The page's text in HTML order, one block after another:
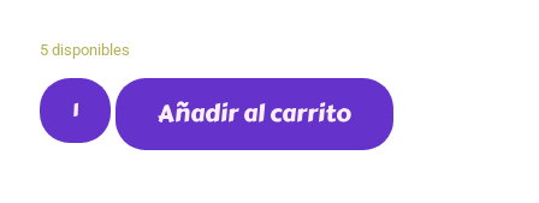
5 disponibles
Añadir al carrito